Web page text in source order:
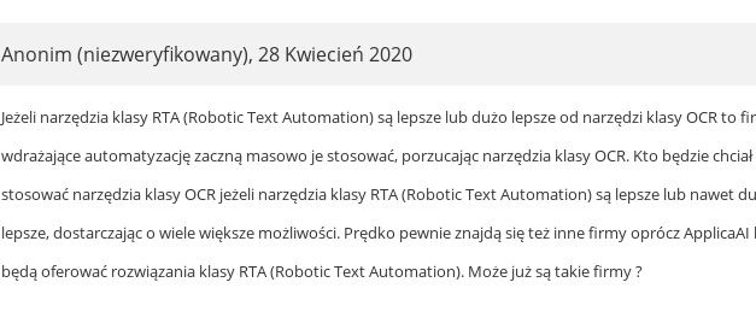
Anonim (niezweryfikowany), 28 Kwiecień 2020
Jeżeli narzędzia klasy RTA (Robotic Text Automation) są lepsze lub dużo lepsze od narzędzi klasy OCR to
wdrażające automatyzację zaczną masowo je stosować, porzucając narzędzia klasy OCR. Kto będzie chciał
stosować narzędzia klasy OCR jeżeli narzędzia klasy RTA (Robotic Text Automation) są lepsze lub nawet
lepsze, dostarczając o wiele większe możliwości. Prędko pewnie znajdą się też inne firmy oprócz
będą oferować rozwiązania klasy RTA (Robotic Text Automation). Może już są takie firmy ?